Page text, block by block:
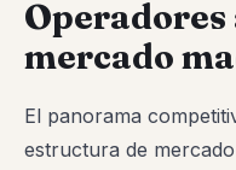
Operadores
mercado
El panorama
estructura de